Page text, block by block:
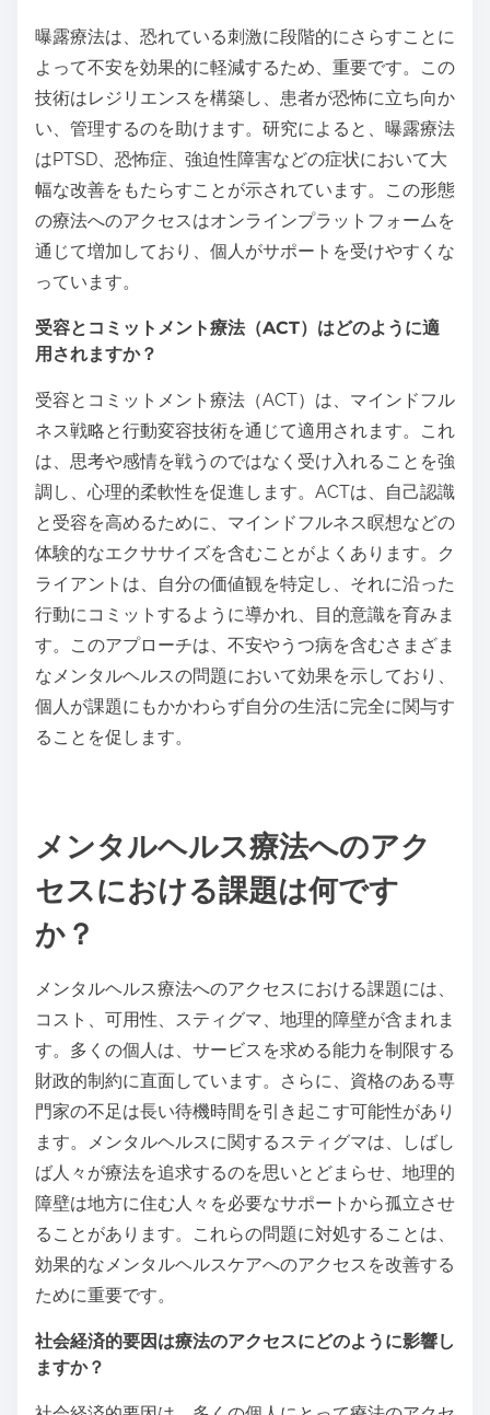
曝露療法は、恐れている刺激に段階的にさらすことに
よって不安を効果的に軽減するため、重要です。この
技術はレジリエンスを構築し、患者が恐怖に立ち向か
い、管理するのを助けます。研究によると、曝露療法
はPTSD、恐怖症、強迫性障害などの症状において大
幅な改善をもたらすことが示されています。この形態
の療法へのアクセスはオンラインプラットフォームを
通じて増加しており、個人がサポートを受けやすくな
っています。
受容とコミットメント療法（ACT）はどのように適
用されますか？
受容とコミットメント療法（ACT）は、マインドフル
ネス戦略と行動変容技術を通じて適用されます。これ
は、思考や感情を戦うのではなく受け入れることを強
調し、心理的柔軟性を促進します。ACTは、自己認識
と受容を高めるために、マインドフルネス瞑想などの
体験的なエクササイズを含むことがよくあります。ク
ライアントは、自分の価値観を特定し、それに沿った
行動にコミットするように導かれ、目的意識を育みま
す。このアプローチは、不安やうつ病を含むさまざま
なメンタルヘルスの問題において効果を示しており、
個人が課題にもかかわらず自分の生活に完全に関与す
ることを促します。
メンタルヘルス療法へのアク
セスにおける課題は何です
か？
メンタルヘルス療法へのアクセスにおける課題には、
コスト、可用性、スティグマ、地理的障壁が含まれま
す。多くの個人は、サービスを求める能力を制限する
財政的制約に直面しています。さらに、資格のある専
門家の不足は長い待機時間を引き起こす可能性があり
ます。メンタルヘルスに関するスティグマは、しばし
ば人々が療法を追求するのを思いとどまらせ、地理的
障壁は地方に住む人々を必要なサポートから孤立させ